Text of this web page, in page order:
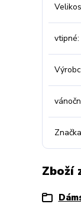
vtipné
Značka
Zboží